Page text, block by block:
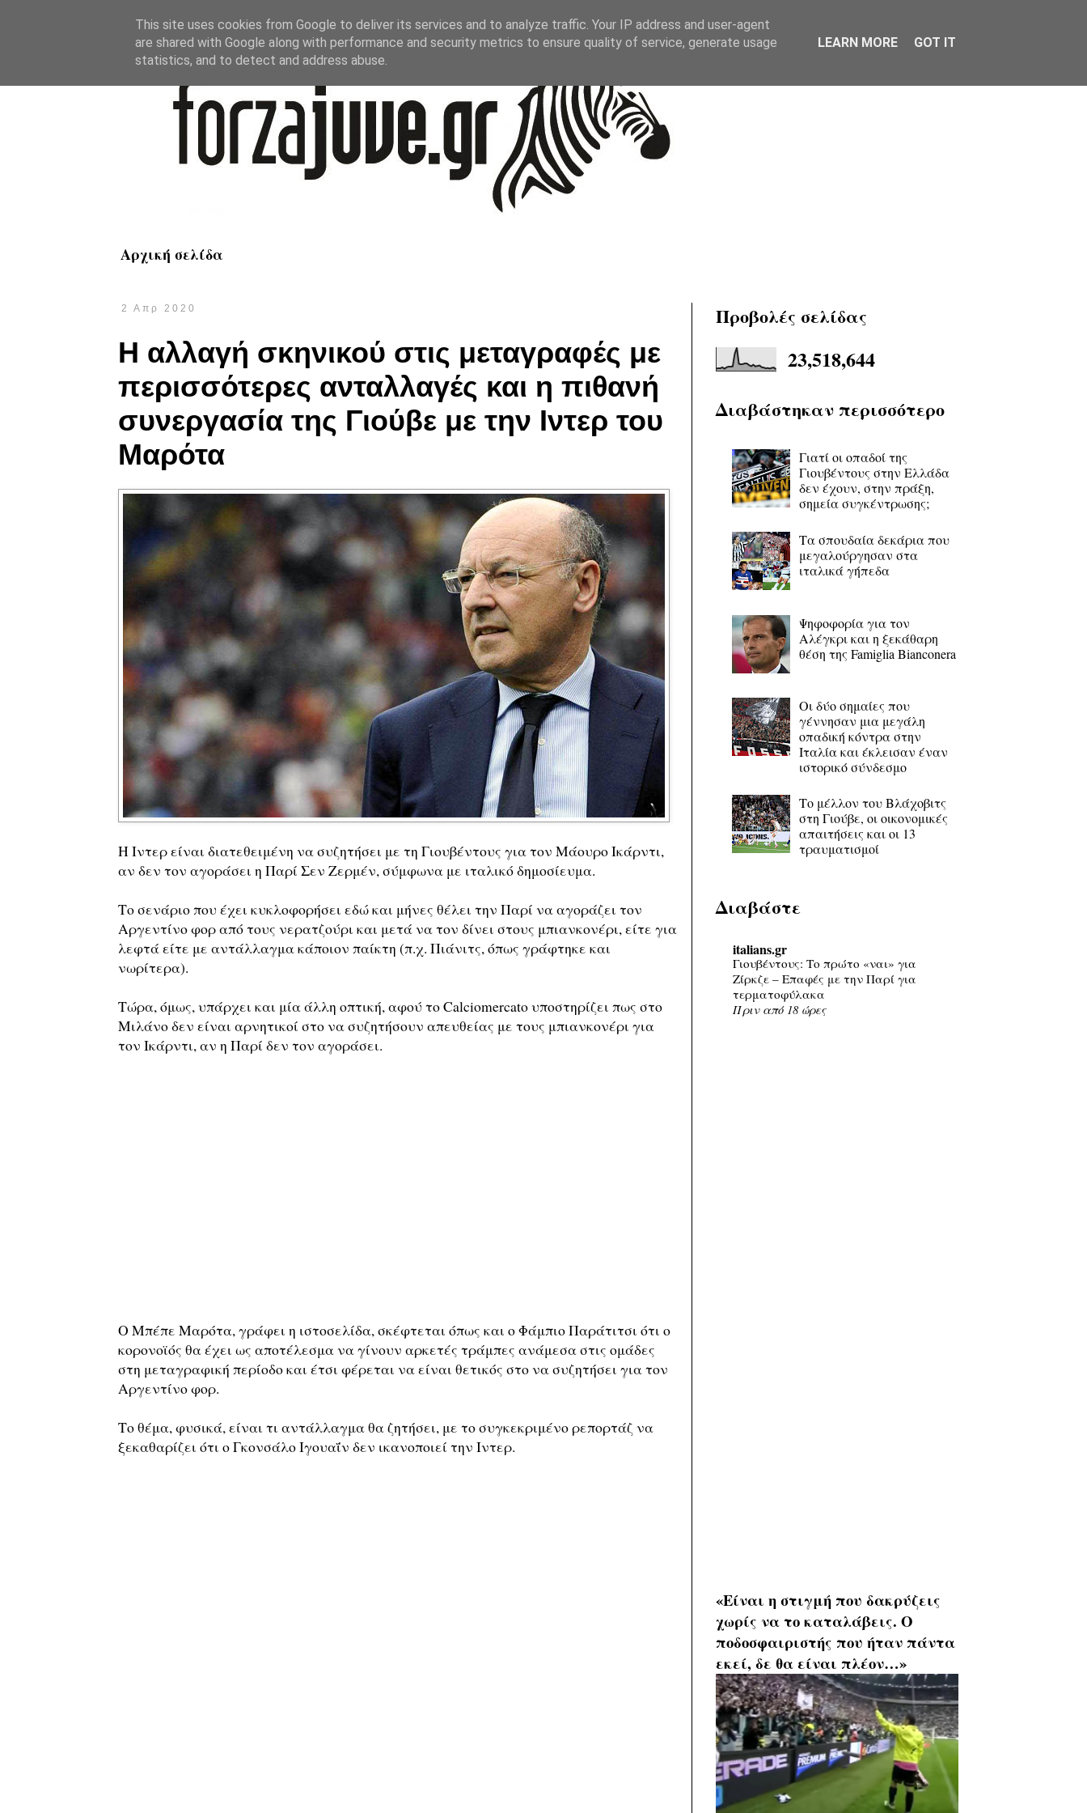
Αρχική σελίδα
2 Απρ 2020
Η αλλαγή σκηνικού στις μεταγραφές με
περισσότερες ανταλλαγές και η πιθανή
συνεργασία της Γιούβε με την Ιντερ του
Μαρότα
Η Ιντερ είναι διατεθειμένη να συζητήσει με τη Γιουβέντους για τον Μάουρο Ικάρντι,
αν δεν τον αγοράσει η Παρί Σεν Ζερμέν, σύμφωνα με ιταλικό δημοσίευμα.
Το σενάριο που έχει κυκλοφορήσει εδώ και μήνες θέλει την Παρί να αγοράζει τον
Αργεντίνο φορ από τους νερατζούρι και μετά να τον δίνει στους μπιανκονέρι, είτε για
λεφτά είτε με αντάλλαγμα κάποιον παίκτη (π.χ. Πιάνιτς, όπως γράφτηκε και
νωρίτερα).
Τώρα, όμως, υπάρχει και μία άλλη οπτική, αφού το Calciomercato υποστηρίζει πως στο
Μιλάνο δεν είναι αρνητικοί στο να συζητήσουν απευθείας με τους μπιανκονέρι για
τον Ικάρντι, αν η Παρί δεν τον αγοράσει.
Ο Μπέπε Μαρότα, γράφει η ιστοσελίδα, σκέφτεται όπως και ο Φάμπιο Παράτιτσι ότι ο
κορονοϊός θα έχει ως αποτέλεσμα να γίνουν αρκετές τράμπες ανάμεσα στις ομάδες
στη μεταγραφική περίοδο και έτσι φέρεται να είναι θετικός στο να συζητήσει για τον
Αργεντίνο φορ.
Το θέμα, φυσικά, είναι τι αντάλλαγμα θα ζητήσει, με το συγκεκριμένο ρεπορτάζ να
ξεκαθαρίζει ότι ο Γκονσάλο Ιγουαΐν δεν ικανοποιεί την Ιντερ.
Προβολές σελίδας
23,518,644
Διαβάστηκαν περισσότερο
Γιατί οι οπαδοί της
Γιουβέντους στην Ελλάδα
δεν έχουν, στην πράξη,
σημεία συγκέντρωσης;
Τα σπουδαία δεκάρια που
μεγαλούργησαν στα
ιταλικά γήπεδα
Ψηφοφορία για τον
Αλέγκρι και η ξεκάθαρη
θέση της Famiglia Bianconera
Οι δύο σημαίες που
γέννησαν μια μεγάλη
οπαδική κόντρα στην
Ιταλία και έκλεισαν έναν
ιστορικό σύνδεσμο
Το μέλλον του Βλάχοβιτς
στη Γιούβε, οι οικονομικές
απαιτήσεις και οι 13
τραυματισμοί
Διαβάστε
italians.gr
Γιουβέντους: Το πρώτο «ναι» για
Ζίρκζε – Επαφές με την Παρί για
τερματοφύλακα
Πριν από 18 ώρες
«Είναι η στιγμή που δακρύζεις
χωρίς να το καταλάβεις. Ο
ποδοσφαιριστής που ήταν πάντα
εκεί, δε θα είναι πλέον…»
This site uses cookies from Google to deliver its services and to analyze traffic. Your IP address and user-agent
are shared with Google along with performance and security metrics to ensure quality of service, generate usage
statistics, and to detect and address abuse.
LEARN MORE GOT IT